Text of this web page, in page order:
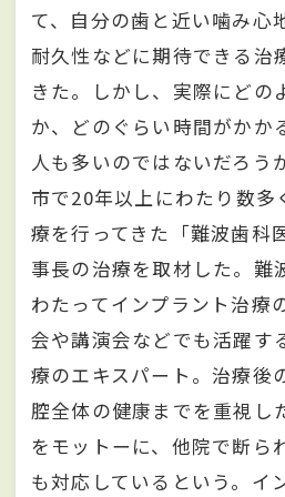
て、自分の歯と近い噛み心
耐久性などに期待できる治
きた。しかし、実際にどの
か、どのぐらい時間がかか
人も多いのではないだろう
市で20年以上にわたり数多
療を行ってきた「難波歯科
事長の治療を取材した。難
わたってインプラント治療
会や講演会などでも活躍す
療のエキスパート。治療後
腔全体の健康までを重視し
をモットーに、他院で断ら
も対応しているという。イ